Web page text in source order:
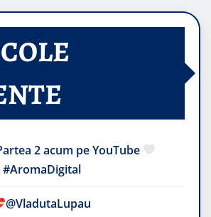
2 acum pe YouTube
#AromaDigital
@VladutaLupau